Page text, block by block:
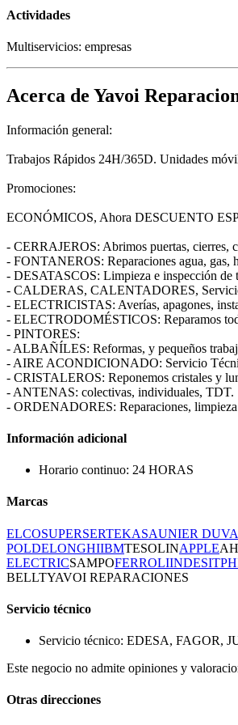
Actividades
Multiservicios: empresas
Acerca de Yavoi
Información general:
Trabajos Rápidos 24H/365D. Unidades
Promociones:
ECONÓMICOS, Ahora DESCUENTO
- CERRAJEROS: Abrimos puertas, cierres,
- FONTANEROS: Reparaciones agua, gas,
- DESATASCOS: Limpieza e inspección de
- CALDERAS, CALENTADORES,
- ELECTRICISTAS: Averías, apagones,
- ELECTRODOMÉSTICOS: Reparamos
- PINTORES:
- ALBAÑÍLES: Reformas, y pequeños
- AIRE ACONDICIONADO: Servicio
- CRISTALEROS: Reponemos cristales y
- ANTENAS: colectivas, individuales, TDT.
- ORDENADORES: Reparaciones, limpieza
Información adicional
Horario continuo: 24 HORAS
Marcas
ELCOSUPERSERTEKASAUNIER
POLDELONGHIIBMTESOLINAPPLE
ELECTRICSAMPOFERROLIINDESIT
BELLTYAVOI REPARACIONES
Servicio técnico
Servicio técnico: EDESA, FAGOR,
Este negocio no admite opiniones y
Otras direcciones